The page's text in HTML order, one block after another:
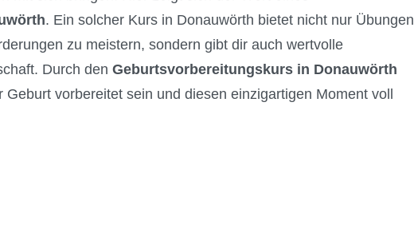
. Ein solcher Kurs in Donauwörth bietet nicht nur Übungen
zu meistern, sondern gibt dir auch wertvolle
Durch den Geburtsvorbereitungskurs in Donauwörth
vorbereitet sein und diesen einzigartigen Moment voll